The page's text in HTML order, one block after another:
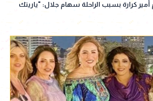
أمير كرارة بسبب الراحلة سهام جلال: "ياريتك